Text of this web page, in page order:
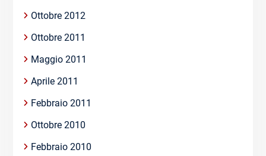
Ottobre 2012
Ottobre 2011
Maggio 2011
Aprile 2011
Febbraio 2011
Ottobre 2010
Febbraio 2010